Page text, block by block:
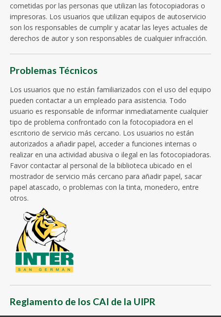
cometidas por las personas que utilizan las fotocopiadoras o
impresoras. Los usuarios que utilizan equipos de autoservicio
son los responsables de cumplir y acatar las leyes actuales de
derechos de autor y son responsables de cualquier infracción.
Problemas Técnicos
Los usuarios que no están familiarizados con el uso del equipo
pueden contactar a un empleado para asistencia. Todo
usuario es responsable de informar inmediatamente cualquier
tipo de problema confrontado con la fotocopiadora en el
escritorio de servicio más cercano. Los usuarios no están
autorizados a añadir papel, acceder a funciones internas o
realizar en una actividad abusiva o ilegal en las fotocopiadoras.
Favor contactar al personal de la biblioteca ubicado en el
mostrador de servicio más cercano para añadir papel, sacar
papel atascado, o problemas con la tinta, monedero, entre
otros.
Reglamento de los CAI de la UIPR